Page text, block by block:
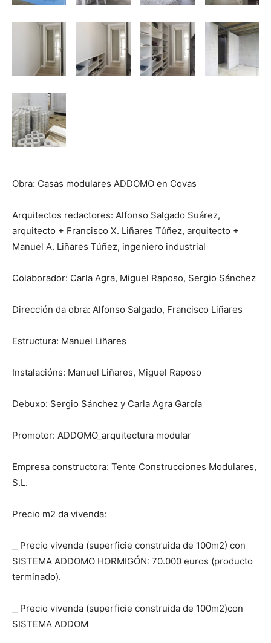
Obra: Casas modulares ADDOMO en Covas
Arquitectos redactores: Alfonso Salgado Suárez,
arquitecto + Francisco X. Liñares Túñez, arquitecto +
Manuel A. Liñares Túñez, ingeniero industrial
Colaborador: Carla Agra, Miguel Raposo, Sergio Sánchez
Dirección da obra: Alfonso Salgado, Francisco Liñares
Estructura: Manuel Liñares
Instalacións: Manuel Liñares, Miguel Raposo
Debuxo: Sergio Sánchez y Carla Agra García
Promotor: ADDOMO_arquitectura modular
Empresa constructora: Tente Construcciones Modulares,
S.L.
Precio m2 da vivenda:
⎯ Precio vivenda (superficie construida de 100m2) con
SISTEMA ADDOMO HORMIGÓN: 70.000 euros (producto
terminado).
⎯ Precio vivenda (superficie construida de 100m2)con
SISTEMA ADDOM